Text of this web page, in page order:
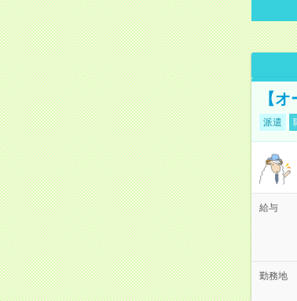
【
派遣
給与
勤務地